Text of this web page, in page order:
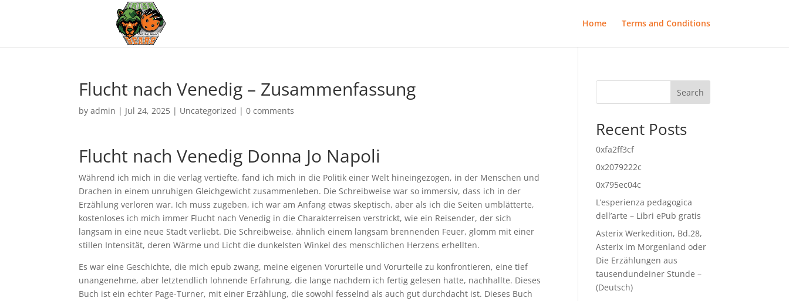
Home Terms and Conditions
Flucht nach Venedig – Zusammenfassung
byadmin | Jul 24, 2025 | Uncategorized |0 comments
Flucht nach Venedig Donna Jo Napoli
Während ich mich in die verlag vertiefte, fand ich mich in die Politik einer Welt hineingezogen, in der Menschen und
Drachen in einem unruhigen Gleichgewicht zusammenleben. Die Schreibweise war so immersiv, dass ich in der
Erzählung verloren war. Ich muss zugeben, ich war am Anfang etwas skeptisch, aber als ich die Seiten umblätterte,
kostenloses ich mich immer Flucht nach Venedig in die Charakterreisen verstrickt, wie ein Reisender, der sich
langsam in eine neue Stadt verliebt. Die Schreibweise, ähnlich einem langsam brennenden Feuer, glomm mit einer
stillen Intensität, deren Wärme und Licht die dunkelsten Winkel des menschlichen Herzens erhellten.
Es war eine Geschichte, die mich epub zwang, meine eigenen Vorurteile und Vorurteile zu konfrontieren, eine tief
unangenehme, aber letztendlich lohnende Erfahrung, die lange nachdem ich fertig gelesen hatte, nachhallte. Dieses
Buch ist ein echter Page-Turner, mit einer Erzählung, die sowohl fesselnd als auch gut durchdacht ist. Dieses Buch
Search
Recent Posts
0xfa2ff3cf
0x2079222c
0x795ec04c
L’esperienza pedagogica
dell’arte – Libri ePub gratis
Asterix Werkedition, Bd.28,
Asterix im Morgenland oder
Die Erzählungen aus
tausendundeiner Stunde –
(Deutsch)